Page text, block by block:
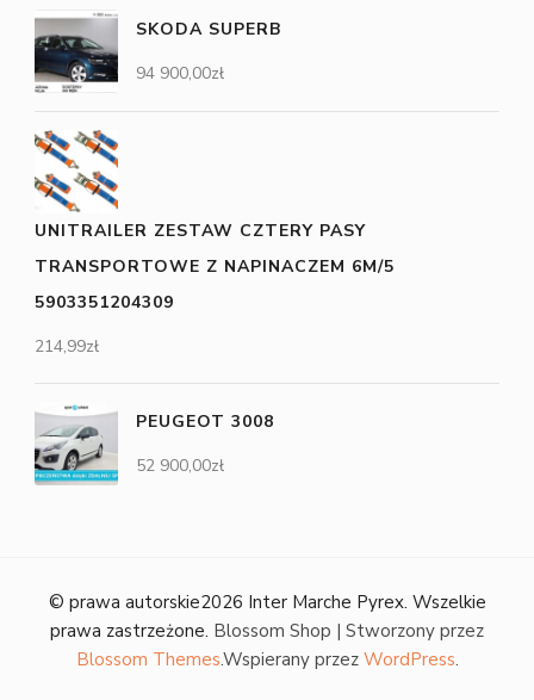
SKODA SUPERB
94 900,00zł
UNITRAILER ZESTAW CZTERY PASY
TRANSPORTOWE Z NAPINACZEM 6M/5
5903351204309
214,99zł
PEUGEOT 3008
52 900,00zł
© prawa autorskie2026 Inter Marche Pyrex. Wszelkie
prawa zastrzeżone. Blossom Shop | Stworzony przez
Blossom Themes.Wspierany przez WordPress.